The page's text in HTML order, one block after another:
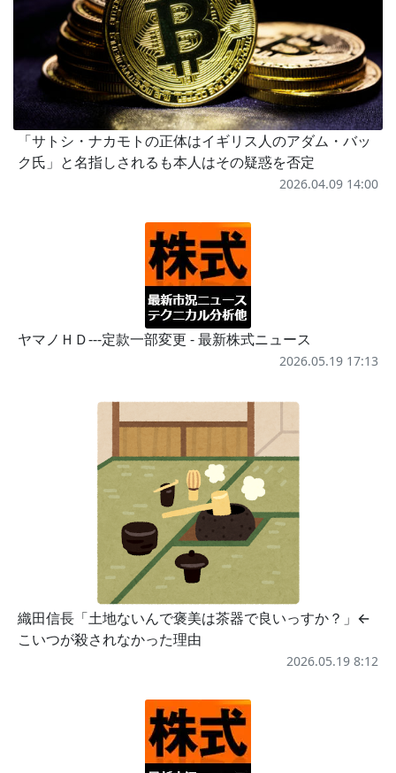
「サトシ・ナカモトの正体はイギリス人のアダム・バッ
ク氏」と名指しされるも本人はその疑惑を否定
2026.04.09 14:00
ヤマノＨＤ---定款一部変更 - 最新株式ニュース
2026.05.19 17:13
織田信長「土地ないんで褒美は茶器で良いっすか？」←
こいつが殺されなかった理由
2026.05.19 8:12